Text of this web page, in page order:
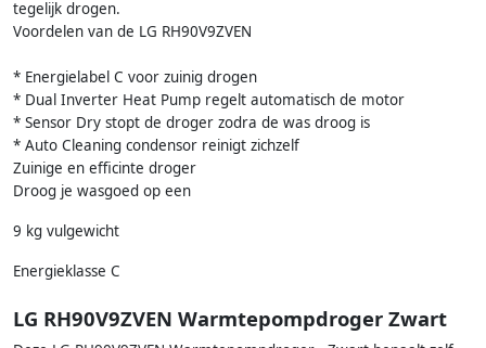
tegelijk drogen.
Voordelen van de LG RH90V9ZVEN
* Energielabel C voor zuinig drogen
* Dual Inverter Heat Pump regelt automatisch de motor
* Sensor Dry stopt de droger zodra de was droog is
* Auto Cleaning condensor reinigt zichzelf
Zuinige en efficinte droger
Droog je wasgoed op een
9 kg vulgewicht
Energieklasse C
LG RH90V9ZVEN Warmtepompdroger Zwart